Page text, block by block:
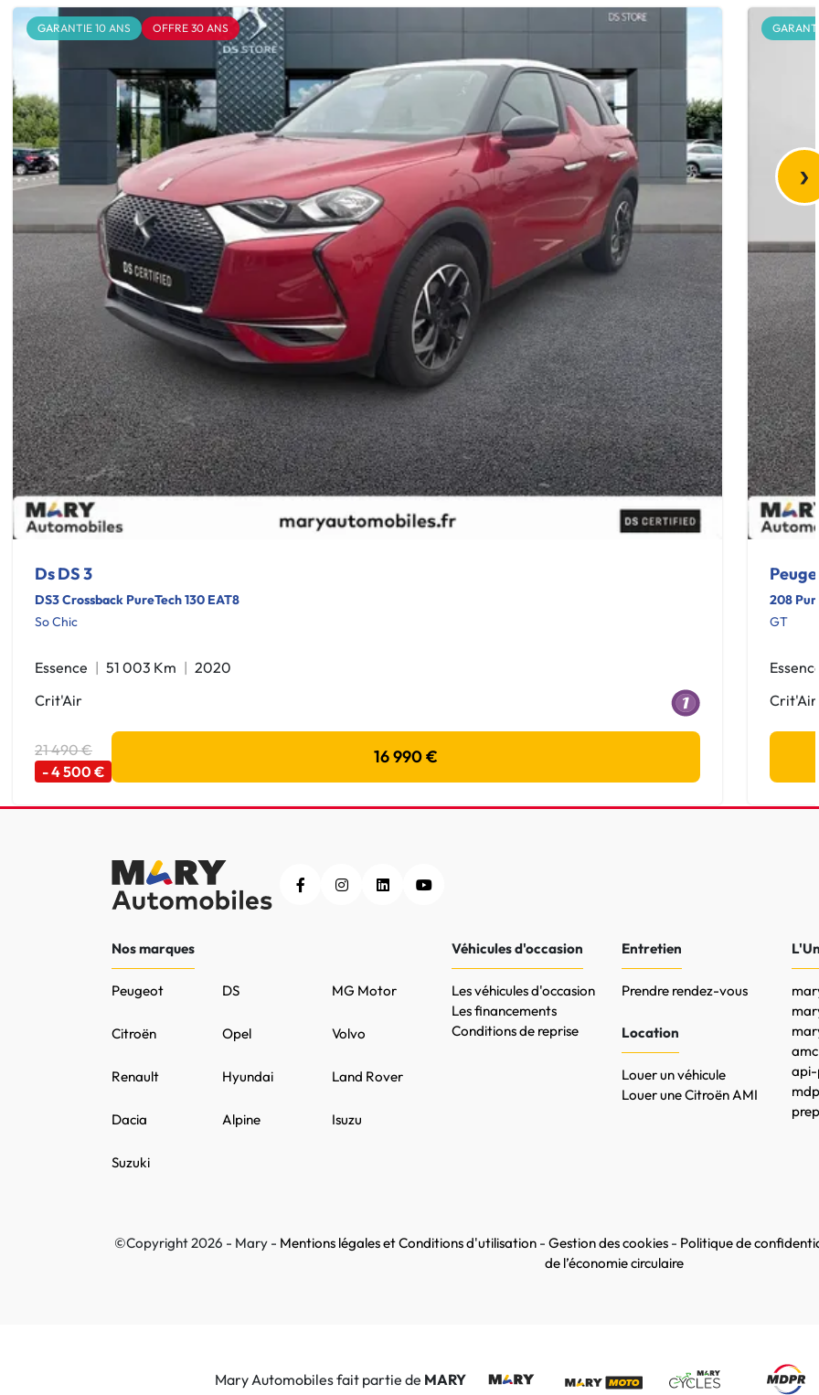
GARANTIE 10 ANS OFFRE 30 ANS
Ds DS 3
DS3 Crossback PureTech 130 EAT8
So Chic
Essence 51 003 Km
2020
Crit'Air
21 490 €
- 4 500 €
16 990 €
208
GT
Essence
Crit'Air
›
Nos marques
Peugeot DS MG Motor
Citroën Opel Volvo
Renault Hyundai Land Rover
Dacia Alpine Isuzu
Suzuki
Véhicules d'occasion
Les véhicules d'occasion
Les financements
Conditions de reprise
Entretien
Prendre rendez-vous
Location
Louer un véhicule
Louer une Citroën AMI
api-
©Copyright 2026 - Mary - Mentions légales et Conditions d'utilisation - Gestion des cookies - Politique de
de l’économie circulaire
Mary Automobiles fait partie de MARY